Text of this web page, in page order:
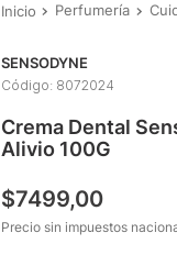
Perfumería
SENSODYNE
Código: 8072024
Crema Dental
Alivio 100G
$7499,00
Precio sin impuestos